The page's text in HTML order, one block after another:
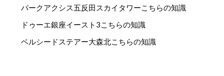
パークアクシス五反田スカイタワーこちらの知識
ドゥーエ銀座イースト3こちらの知識
ベルシードステアー大森北こちらの知識